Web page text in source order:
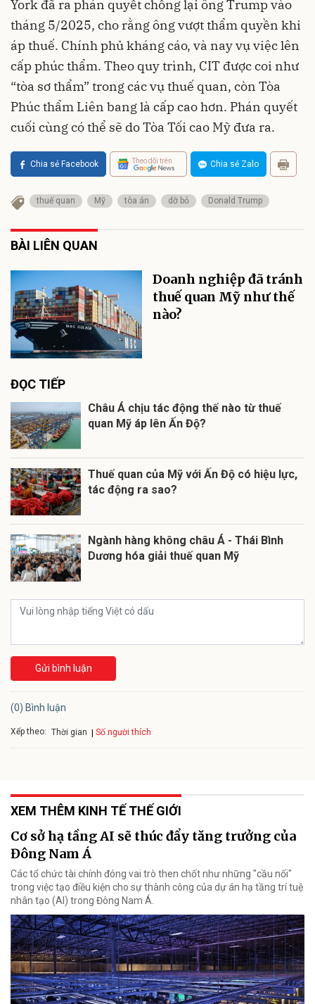
York đã ra phán quyết chống lại ông Trump vào
tháng 5/2025, cho rằng ông vượt thẩm quyền khi
áp thuế. Chính phủ kháng cáo, và nay vụ việc lên
cấp phúc thẩm. Theo quy trình, CIT được coi như
“tòa sơ thẩm” trong các vụ thuế quan, còn Tòa
Phúc thẩm Liên bang là cấp cao hơn. Phán quyết
cuối cùng có thể sẽ do Tòa Tối cao Mỹ đưa ra.
Chia sẻ Facebook Theo dõi trên Chia sẻ Zalo
thuế quan Mỹ tòa án dỡ bỏ Donald Trump
BÀI LIÊN QUAN
Doanh nghiệp đã tránh
thuế quan Mỹ như thế
nào?
ĐỌC TIẾP
Châu Á chịu tác động thế nào từ thuế
quan Mỹ áp lên Ấn Độ?
Thuế quan của Mỹ với Ấn Độ có hiệu lực,
tác động ra sao?
Ngành hàng không châu Á - Thái Bình
Dương hóa giải thuế quan Mỹ
Gửi bình luận
(0) Bình luận
Xếp theo: Thời gian Số người thích
XEM THÊM KINH TẾ THẾ GIỚI
Cơ sở hạ tầng AI sẽ thúc đẩy tăng trưởng của
Đông Nam Á
Các tổ chức tài chính đóng vai trò then chốt như những "cầu nối"
trong việc tạo điều kiện cho sự thành công của dự án hạ tầng trí tuệ
nhân tạo (AI) trong Đông Nam Á.